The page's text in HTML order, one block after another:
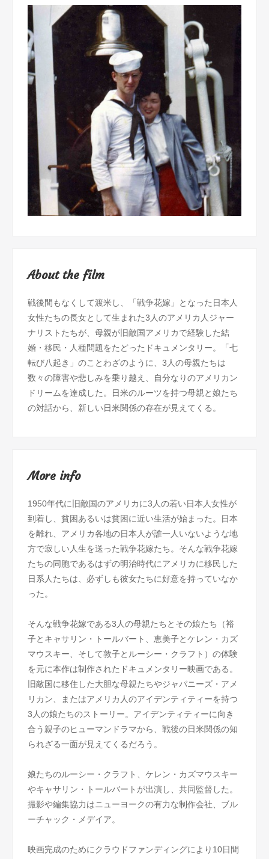
About the film
戦後間もなくして渡米し、「戦争花嫁」となった日本人
女性たちの長女として生まれた3人のアメリカ人ジャー
ナリストたちが、母親が旧敵国アメリカで経験した結
婚・移民・人種問題をたどったドキュメンタリー。「七
転び八起き」のことわざのように、3人の母親たちは
数々の障害や悲しみを乗り越え、自分なりのアメリカン
ドリームを達成した。日米のルーツを持つ母親と娘たち
の対話から、新しい日米関係の存在が見えてくる。
More info
1950年代に旧敵国のアメリカに3人の若い日本人女性が
到着し、貧困あるいは貧困に近い生活が始まった。日本
を離れ、アメリカ各地の日本人が誰一人いないような地
方で寂しい人生を送った戦争花嫁たち。そんな戦争花嫁
たちの同胞であるはずの明治時代にアメリカに移民した
日系人たちは、必ずしも彼女たちに好意を持っていなか
った。
そんな戦争花嫁である3人の母親たちとその娘たち（裕
子とキャサリン・トールバート、恵美子とケレン・カズ
マウスキー、そして敦子とルーシー・クラフト）の体験
を元に本作は制作されたドキュメンタリー映画である。
旧敵国に移住した大胆な母親たちやジャパニーズ・アメ
リカン、またはアメリカ人のアイデンティティーを持つ
3人の娘たちのストーリー。アイデンティティーに向き
合う親子のヒューマンドラマから、戦後の日米関係の知
られざる一面が見えてくるだろう。
娘たちのルーシー・クラフト、ケレン・カズマウスキー
やキャサリン・トールバートが出演し、共同監督した。
撮影や編集協力はニューヨークの有力な制作会社、ブル
ーチャック・メデイア。
映画完成のためにクラウドファンディングにより10日間